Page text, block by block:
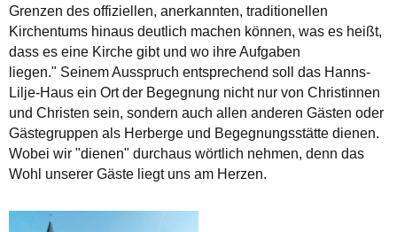
Grenzen des offiziellen, anerkannten, traditionellen
Kirchentums hinaus deutlich machen können, was es heißt,
dass es eine Kirche gibt und wo ihre Aufgaben
liegen." Seinem Ausspruch entsprechend soll das Hanns-
Lilje-Haus ein Ort der Begegnung nicht nur von Christinnen
und Christen sein, sondern auch allen anderen Gästen oder
Gästegruppen als Herberge und Begegnungsstätte dienen.
Wobei wir "dienen" durchaus wörtlich nehmen, denn das
Wohl unserer Gäste liegt uns am Herzen.